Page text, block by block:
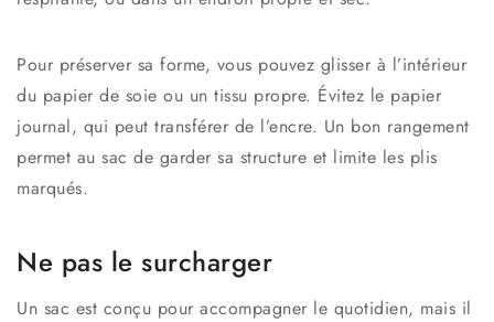
Pour préserver sa forme, vous pouvez glisser à l’intérieur
du papier de soie ou un tissu propre. Évitez le papier
journal, qui peut transférer de l’encre. Un bon rangement
permet au sac de garder sa structure et limite les plis
marqués.
Ne pas le surcharger
Un sac est conçu pour accompagner le quotidien, mais il